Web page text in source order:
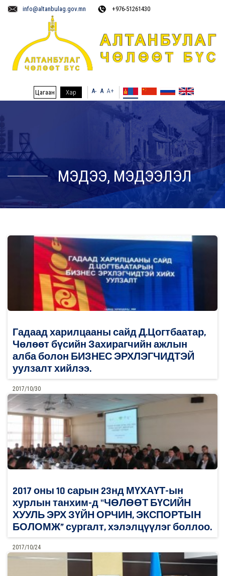
info@altanbulag.gov.mn +976-51261430
Цагаан Хар A- A A+
МЭДЭЭ, МЭДЭЭЛЭЛ
Гадаад харилцааны сайд Д.Цогтбаатар,
Чөлөөт бүсийн Захирагчийн ажлын
алба болон БИЗНЕС ЭРХЛЭГЧИДТЭЙ
уулзалт хийлээ.
2017/10/30
Дэлгэрэнгүй
2017 оны 10 сарын 23нд МҮХАҮТ-ын
хурлын танхим-д "ЧӨЛӨӨТ БҮСИЙН
ХУУЛЬ ЭРХ ЗҮЙН ОРЧИН, ЭКСПОРТЫН
БОЛОМЖ” сургалт, хэлэлцүүлэг боллоо.
2017/10/24
0